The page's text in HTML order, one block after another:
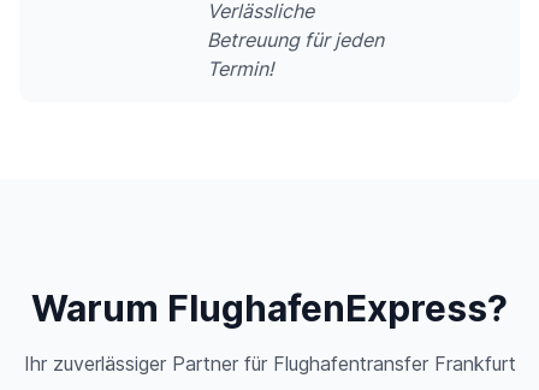
Verlässliche
Betreuung für jeden
Termin!
Warum FlughafenExpress?
Ihr zuverlässiger Partner für Flughafentransfer Frankfurt